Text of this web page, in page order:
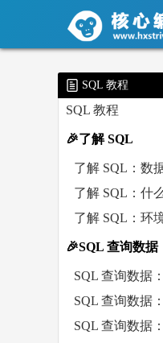
SQL 教程
SQL 教程
🎉了解 SQL
了解 SQL：数
了解 SQL：环
🎉SQL 查询数据